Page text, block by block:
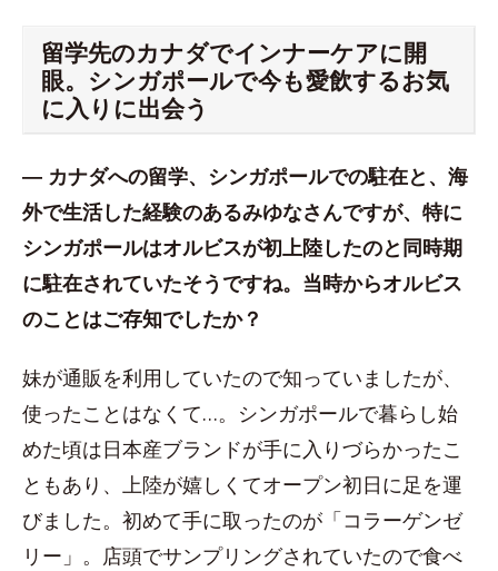
留学先のカナダでインナーケアに開
眼。シンガポールで今も愛飲するお気
に入りに出会う
― カナダへの留学、シンガポールでの駐在と、海
外で生活した経験のあるみゆなさんですが、特に
シンガポールはオルビスが初上陸したのと同時期
に駐在されていたそうですね。当時からオルビス
のことはご存知でしたか？
妹が通販を利用していたので知っていましたが、
使ったことはなくて…。シンガポールで暮らし始
めた頃は日本産ブランドが手に入りづらかったこ
ともあり、上陸が嬉しくてオープン初日に足を運
びました。初めて手に取ったのが「コラーゲンゼ
リー」。店頭でサンプリングされていたので食べ